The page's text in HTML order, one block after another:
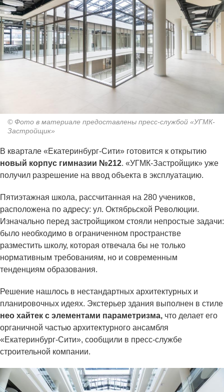
© Фото в материале предоставлены пресс-службой «УГМК-
Застройщик»
В квартале «Екатеринбург-Сити» готовится к открытию
новый корпус гимназии №212. «УГМК-Застройщик» уже
получил разрешение на ввод объекта в эксплуатацию.
Пятиэтажная школа, рассчитанная на 280 учеников,
расположена по адресу: ул. Октябрьской Революции.
Изначально перед застройщиком стояли непростые задачи:
было необходимо в ограниченном пространстве
разместить школу, которая отвечала бы не только
нормативным требованиям, но и современным
тенденциям образования.
Решение нашлось в нестандартных архитектурных и
планировочных идеях. Экстерьер здания выполнен в стиле
нео хайтек с элементами параметризма, что делает его
органичной частью архитектурного ансамбля
«Екатеринбург-Сити», сообщили в пресс-службе
строительной компании.